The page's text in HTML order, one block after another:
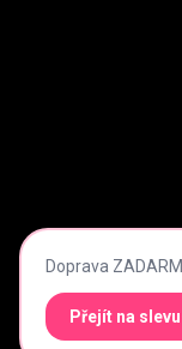
Doprava
Přejít na slevu